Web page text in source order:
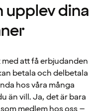
upplev dina
att få erbjudanden
betala och delbetala
hos våra många
än vill. Ja, det är bara